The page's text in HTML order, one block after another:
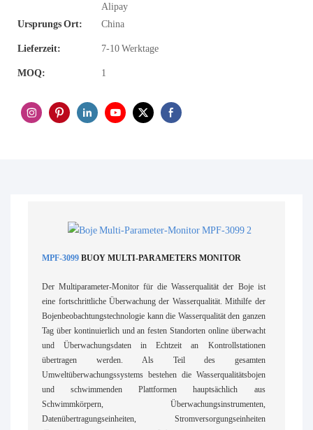
Alipay
Ursprungs Ort:
China
Lieferzeit: 7-10 Werktage
MOQ: 1
MPF-3099BUOY MULTI-PARAMETERS MONITOR
Der Multiparameter-Monitor für die Wasserqualität der Boje ist
eine fortschrittliche Überwachung der Wasserqualität. Mithilfe der
Bojenbeobachtungstechnologie kann die Wasserqualität den ganzen
Tag über kontinuierlich und an festen Standorten online überwacht
und Überwachungsdaten in Echtzeit an Kontrollstationen
übertragen werden. Als Teil des gesamten
Umweltüberwachungssystems bestehen die Wasserqualitätsbojen
und schwimmenden Plattformen hauptsächlich aus
Schwimmkörpern, Überwachungsinstrumenten,
Datenübertragungseinheiten, Stromversorgungseinheiten